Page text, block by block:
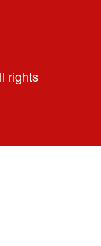
rights